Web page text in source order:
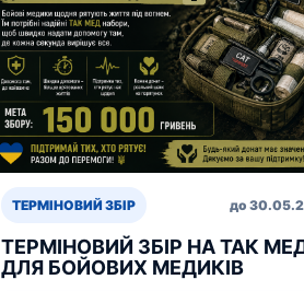
ТЕРМІНОВИЙ ЗБІР до
ТЕРМІНОВИЙ ЗБІР НА ТАК
ДЛЯ БОЙОВИХ МЕДИКІВ